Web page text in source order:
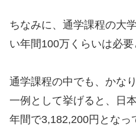
ちなみに、通学課程の大
い年間100万くらいは必要
通学課程の中でも、かな
一例として挙げると、日
年間で3,182,200円となっ